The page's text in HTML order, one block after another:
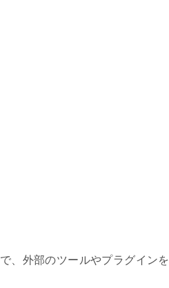
、外部のツールやプラグインを